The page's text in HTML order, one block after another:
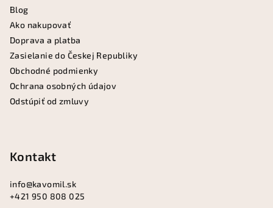
Blog
Ako nakupovať
Doprava a platba
Zasielanie do Českej Republiky
Obchodné podmienky
Ochrana osobných údajov
Odstúpiť od zmluvy
Kontakt
info@kavomil.sk
+421 950 808 025